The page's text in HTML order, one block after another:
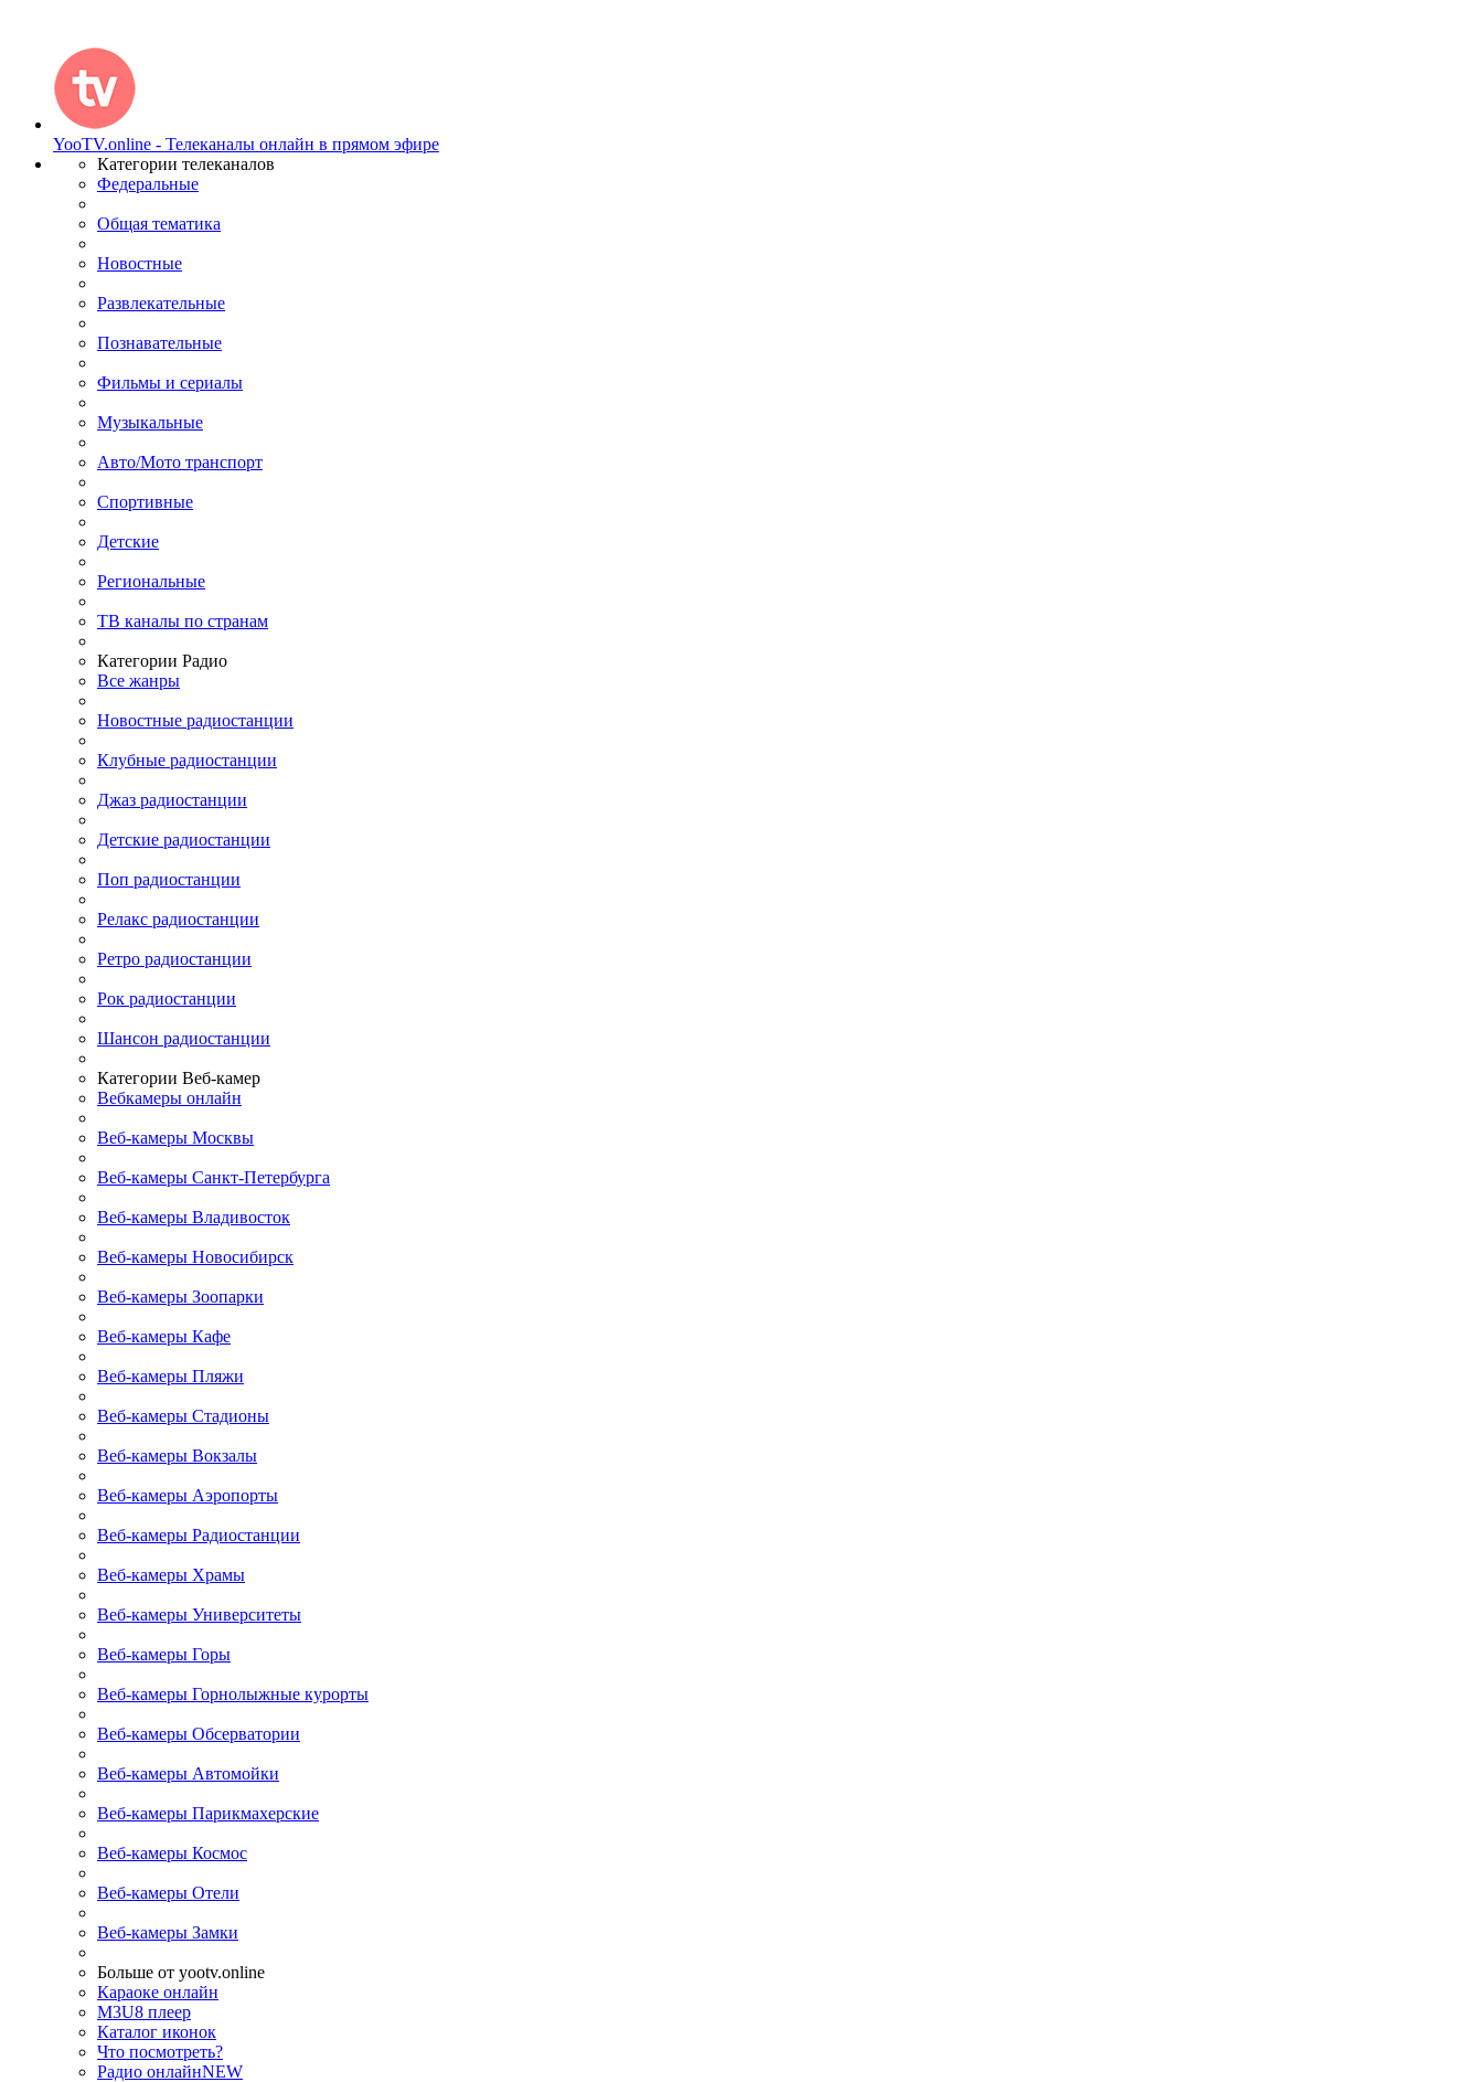
YooTV.online - Телеканалы онлайн в прямом эфире
Категории телеканалов
Федеральные
Общая тематика
Новостные
Развлекательные
Познавательные
Фильмы и сериалы
Музыкальные
Авто/Мото транспорт
Спортивные
Детские
Региональные
ТВ каналы по странам
Категории Радио
Все жанры
Новостные радиостанции
Клубные радиостанции
Джаз радиостанции
Детские радиостанции
Поп радиостанции
Релакс радиостанции
Ретро радиостанции
Рок радиостанции
Шансон радиостанции
Категории Веб-камер
Вебкамеры онлайн
Веб-камеры Москвы
Веб-камеры Санкт-Петербурга
Веб-камеры Владивосток
Веб-камеры Новосибирск
Веб-камеры Зоопарки
Веб-камеры Кафе
Веб-камеры Пляжи
Веб-камеры Стадионы
Веб-камеры Вокзалы
Веб-камеры Аэропорты
Веб-камеры Радиостанции
Веб-камеры Храмы
Веб-камеры Университеты
Веб-камеры Горы
Веб-камеры Горнолыжные курорты
Веб-камеры Обсерватории
Веб-камеры Автомойки
Веб-камеры Парикмахерские
Веб-камеры Космос
Веб-камеры Отели
Веб-камеры Замки
Больше от yootv.online
Караоке онлайн
M3U8 плеер
Каталог иконок
Что посмотреть?
Радио онлайнNEW